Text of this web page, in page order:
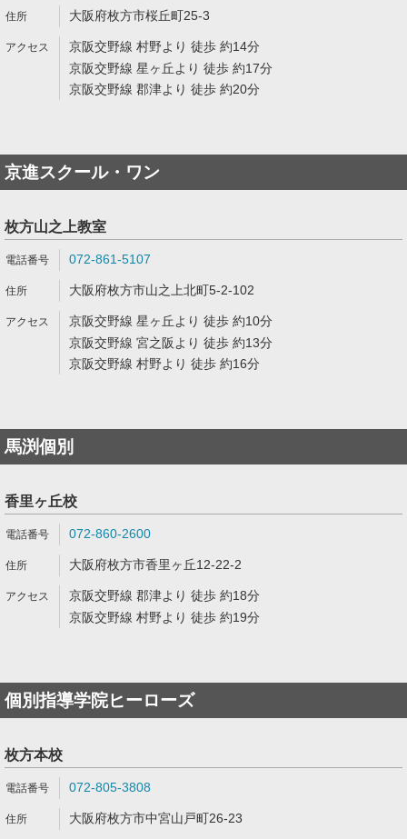
大阪府枚方市桜丘町25-3
京阪交野線 村野より 徒歩 約14分
京阪交野線 星ヶ丘より 徒歩 約17分
京阪交野線 郡津より 徒歩 約20分
京進スクール・ワン
枚方山之上教室
072-861-5107
大阪府枚方市山之上北町5-2-102
京阪交野線 星ヶ丘より 徒歩 約10分
京阪交野線 宮之阪より 徒歩 約13分
京阪交野線 村野より 徒歩 約16分
馬渕個別
香里ヶ丘校
072-860-2600
大阪府枚方市香里ヶ丘12-22-2
京阪交野線 郡津より 徒歩 約18分
京阪交野線 村野より 徒歩 約19分
個別指導学院ヒーローズ
枚方本校
072-805-3808
大阪府枚方市中宮山戸町26-23